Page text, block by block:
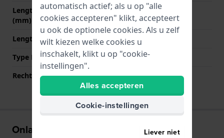
Lengte band op 12 uur
(mm)
85 mm
Lengte band op 6 uur (mm) 135 mm
Type Bevestiging
Bandpennen
Rechte aanzet
Nee
Onlangs bekeken
automatisch actief; als u op "alle
cookies accepteren" klikt, accepteert
u ook de optionele cookies. Als u zelf
wilt kiezen welke cookies u
inschakelt, klikt u op "cookie-
instellingen".
Alles accepteren
Cookie-instellingen
Liever niet